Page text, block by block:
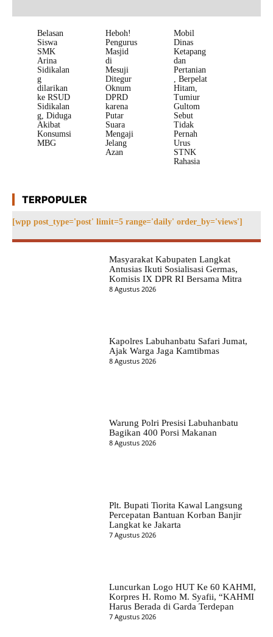
Belasan
Siswa
SMK
Arina
Sidikalan
g
dilarikan
ke RSUD
Sidikalan
g, Diduga
Akibat
Konsumsi
MBG
Heboh!
Pengurus
Masjid
di
Mesuji
Ditegur
Oknum
DPRD
karena
Putar
Suara
Mengaji
Jelang
Azan
Mobil
Dinas
Ketapang
dan
Pertanian
, Berpelat
Hitam,
Tumiur
Gultom
Sebut
Tidak
Pernah
Urus
STNK
Rahasia
TERPOPULER
[wpp post_type='post' limit=5 range='daily' order_by='views']
Masyarakat Kabupaten Langkat
Antusias Ikuti Sosialisasi Germas,
Komisis IX DPR RI Bersama Mitra
8 Agustus 2026
Kapolres Labuhanbatu Safari Jumat,
Ajak Warga Jaga Kamtibmas
8 Agustus 2026
Warung Polri Presisi Labuhanbatu
Bagikan 400 Porsi Makanan
8 Agustus 2026
Plt. Bupati Tiorita Kawal Langsung
Percepatan Bantuan Korban Banjir
Langkat ke Jakarta
7 Agustus 2026
Luncurkan Logo HUT Ke 60 KAHMI,
Korpres H. Romo M. Syafii, “KAHMI
Harus Berada di Garda Terdepan
7 Agustus 2026